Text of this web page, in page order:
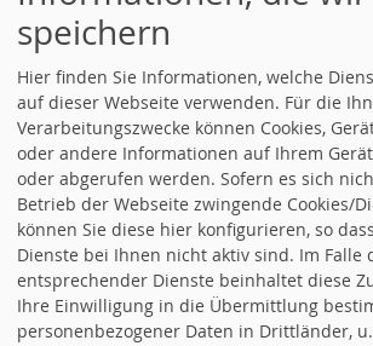
[K].[L].[M]. [O]
[U].[V].[W].[X].[Z] .
speichern
Hier finden Sie Informationen, welche
auf dieser Webseite verwenden. Für die
Verarbeitungszwecke können Cookies,
oder andere Informationen auf Ihrem
oder abgerufen werden. Sofern es sich
Betrieb der Webseite zwingende Cookies/
können Sie diese hier konfigurieren, so
Dienste bei Ihnen nicht aktiv sind. Im Falle
entsprechender Dienste beinhaltet diese
Ihre Einwilligung in die Übermittlung
personenbezogener Daten in Drittländer,